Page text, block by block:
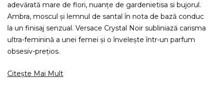
adevărată mare de flori, nuanțe de gardenietisa si bujorul.
Ambra, moscul și lemnul de santal în nota de bază conduc
la un finisaj senzual. Versace Crystal Noir subliniază carisma
ultra-feminină a unei femei și o învelește într-un parfum
obsesiv-prețios.
Citește Mai Mult